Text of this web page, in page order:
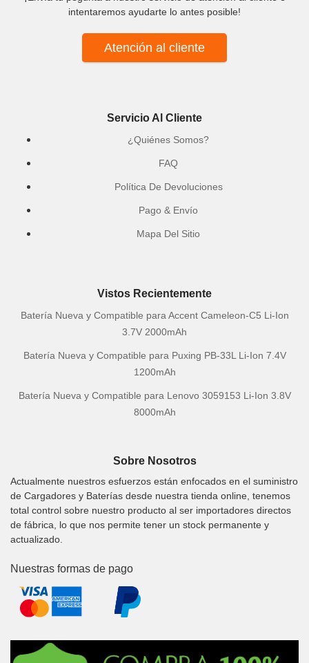
intentaremos ayudarte lo antes posible!
Atención al cliente
Servicio Al Cliente
¿Quiénes Somos?
FAQ
Política De Devoluciones
Pago & Envío
Mapa Del Sitio
Vistos Recientemente
Batería Nueva y Compatible para Accent Cameleon-C5 Li-Ion
3.7V 2000mAh
Batería Nueva y Compatible para Puxing PB-33L Li-Ion 7.4V
1200mAh
Batería Nueva y Compatible para Lenovo 3059153 Li-Ion 3.8V
8000mAh
Sobre Nosotros
Actualmente nuestros esfuerzos están enfocados en el suministro
de Cargadores y Baterías desde nuestra tienda online, tenemos
total control sobre nuestro producto al ser importadores directos
de fábrica, lo que nos permite tener un stock permanente y
actualizado.
Nuestras formas de pago